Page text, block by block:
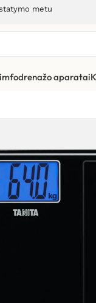
metu
aparatai